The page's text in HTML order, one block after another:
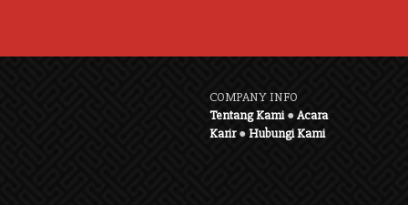
COMPANY INFO
Tentang Kami●Acara
Karir●Hubungi Kami